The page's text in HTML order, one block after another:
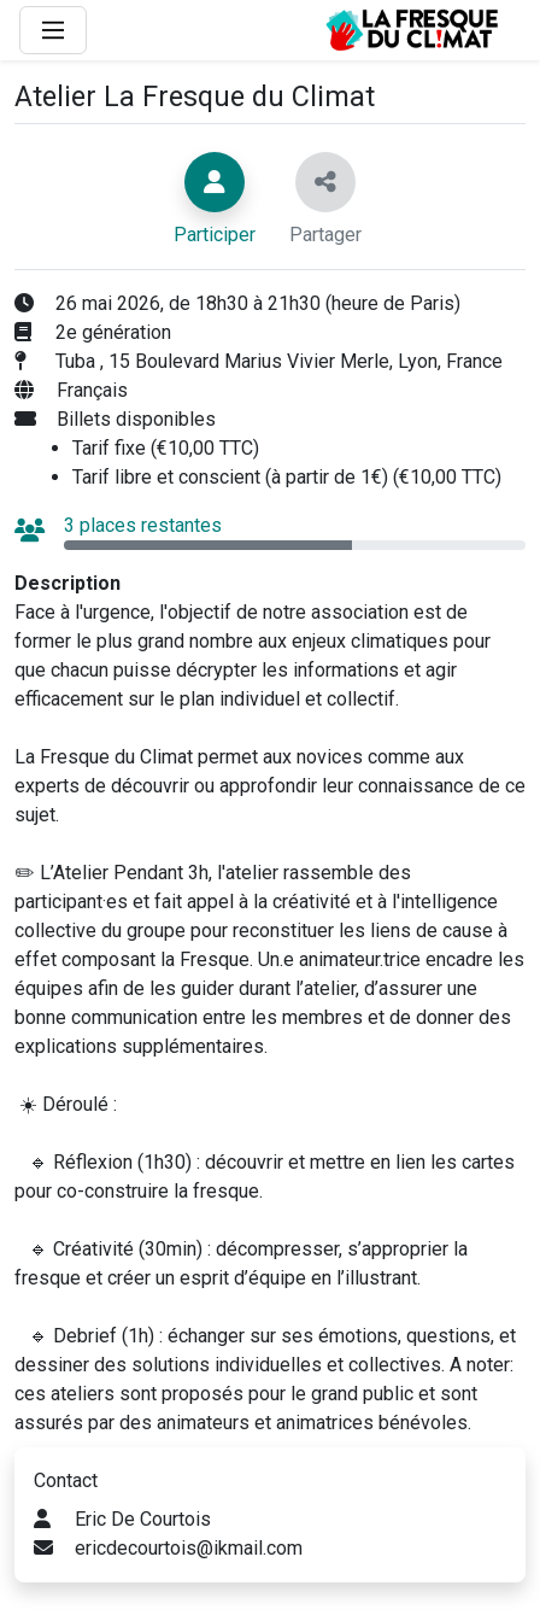
Atelier La Fresque du Climat
Participer Partager
26 mai 2026, de 18h30 à 21h30 (heure de Paris)
2e génération
Tuba , 15 Boulevard Marius Vivier Merle, Lyon, France
Français
Billets disponibles
Tarif fixe (€10,00 TTC)
Tarif libre et conscient (à partir de 1€) (€10,00 TTC)
3 places restantes
Description
Face à l'urgence, l'objectif de notre association est de
former le plus grand nombre aux enjeux climatiques pour
que chacun puisse décrypter les informations et agir
efficacement sur le plan individuel et collectif.
La Fresque du Climat permet aux novices comme aux
experts de découvrir ou approfondir leur connaissance de ce
sujet.
✏️ L’Atelier Pendant 3h, l'atelier rassemble des
participant·es et fait appel à la créativité et à l'intelligence
collective du groupe pour reconstituer les liens de cause à
effet composant la Fresque. Un.e animateur.trice encadre les
équipes afin de les guider durant l’atelier, d’assurer une
bonne communication entre les membres et de donner des
explications supplémentaires.
☀️ Déroulé :
🔹 Réflexion (1h30) : découvrir et mettre en lien les cartes
pour co-construire la fresque.
🔹 Créativité (30min) : décompresser, s’approprier la
fresque et créer un esprit d’équipe en l’illustrant.
🔹 Debrief (1h) : échanger sur ses émotions, questions, et
dessiner des solutions individuelles et collectives. A noter:
ces ateliers sont proposés pour le grand public et sont
assurés par des animateurs et animatrices bénévoles.
Contact
Eric De Courtois
ericdecourtois@ikmail.com